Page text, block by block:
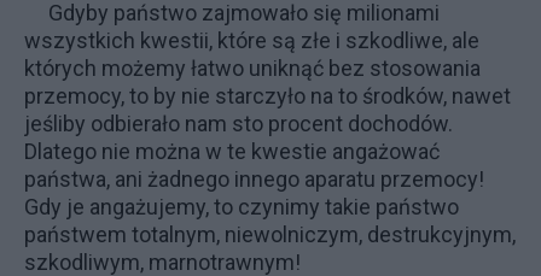
Gdyby państwo zajmowało się milionami
wszystkich kwestii, które są złe i szkodliwe, ale
których możemy łatwo uniknąć bez stosowania
przemocy, to by nie starczyło na to środków, nawet
jeśliby odbierało nam sto procent dochodów.
Dlatego nie można w te kwestie angażować
państwa, ani żadnego innego aparatu przemocy!
Gdy je angażujemy, to czynimy takie państwo
państwem totalnym, niewolniczym, destrukcyjnym,
szkodliwym, marnotrawnym!